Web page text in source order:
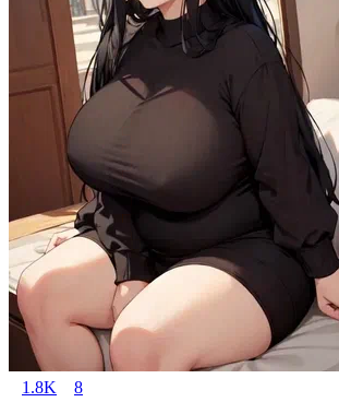
1.8K 8